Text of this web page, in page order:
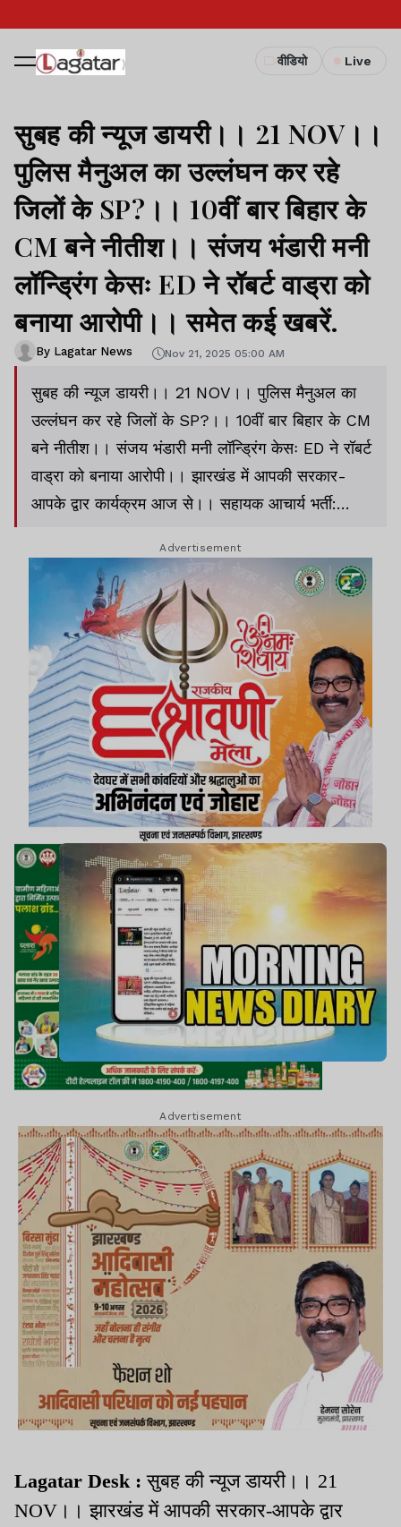
वीडियो Live
सुबह की न्यूज डायरी।। 21 NOV।।
पुलिस मैनुअल का उल्लंघन कर रहे
जिलों के SP?।। 10वीं बार बिहार के
CM बने नीतीश।। संजय भंडारी मनी
लॉन्ड्रिंग केसः ED ने रॉबर्ट वाड्रा को
बनाया आरोपी।। समेत कई खबरें.
By Lagatar News Nov 21, 2025 05:00 AM
सुबह की न्यूज डायरी।। 21 NOV।। पुलिस मैनुअल का
उल्लंघन कर रहे जिलों के SP?।। 10वीं बार बिहार के CM
बने नीतीश।। संजय भंडारी मनी लॉन्ड्रिंग केसः ED ने रॉबर्ट
वाड्रा को बनाया आरोपी।। झारखंड में आपकी सरकार-
आपके द्वार कार्यक्रम आज से।। सहायक आचार्य भर्ती:
Advertisement
Advertisement
Lagatar Desk : सुबह की न्यूज डायरी।। 21
NOV।। झारखंड में आपकी सरकार-आपके द्वार